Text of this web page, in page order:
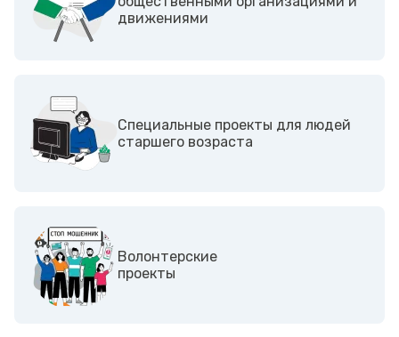
движениями
Специальные проекты для людей
старшего возраста
Волонтерские
проекты